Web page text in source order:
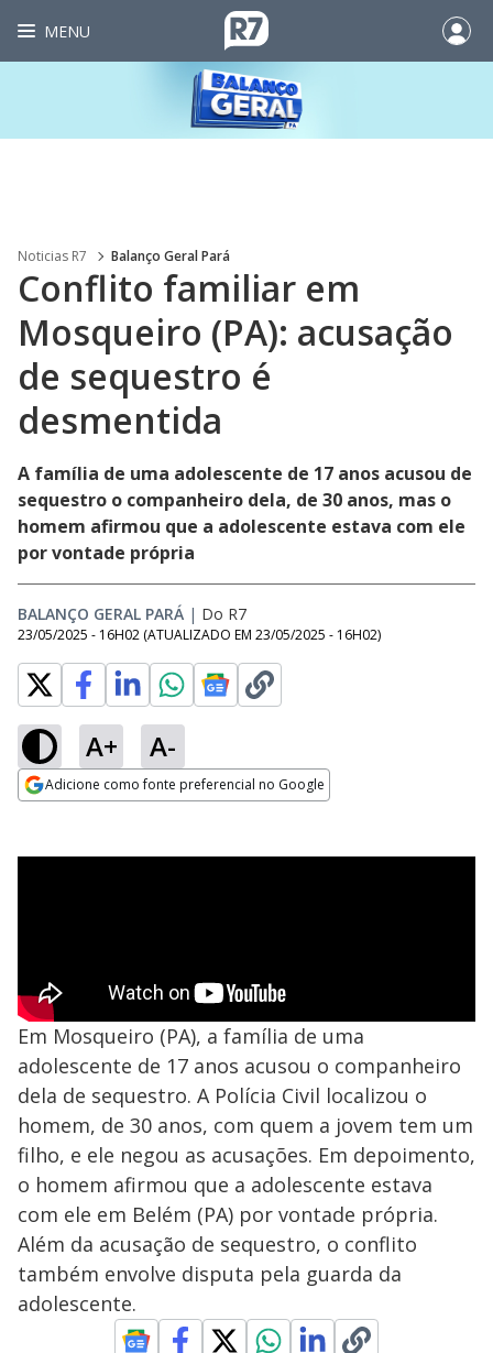
MENU
Noticias R7 Balanço Geral Pará
Conflito familiar em
Mosqueiro (PA): acusação
de sequestro é
desmentida
A família de uma adolescente de 17 anos acusou de
sequestro o companheiro dela, de 30 anos, mas o
homem afirmou que a adolescente estava com ele
por vontade própria
BALANÇO GERAL PARÁ | Do R7
23/05/2025 - 16H02 (ATUALIZADO EM 23/05/2025 - 16H02)
A+ A-
Adicione como fonte preferencial no Google
Em Mosqueiro (PA), a família de uma
adolescente de 17 anos acusou o companheiro
dela de sequestro. A Polícia Civil localizou o
homem, de 30 anos, com quem a jovem tem um
filho, e ele negou as acusações. Em depoimento,
o homem afirmou que a adolescente estava
com ele em Belém (PA) por vontade própria.
Além da acusação de sequestro, o conflito
também envolve disputa pela guarda da
adolescente.